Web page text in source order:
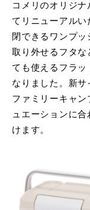
コメリのオリジ
てリニューアルい
閉できるワンプ
取り外せるフタな
ても使えるフラッ
なりました。新サ
ファミリーキャ
ュエーションに
けます。